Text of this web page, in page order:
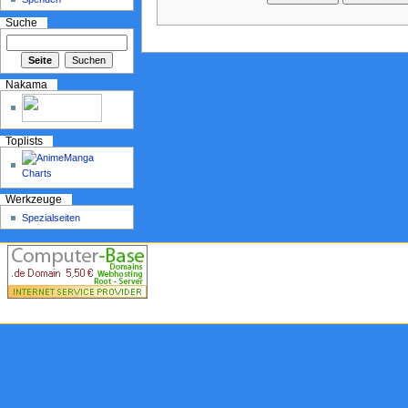
Suche
Nakama
Toplists
Werkzeuge
Spezialseiten